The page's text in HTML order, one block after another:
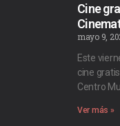
Cine
mayo 9,
Este
cine
Centro
Ver más »